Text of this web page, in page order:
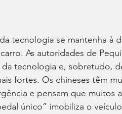
tecnologia se mantenha à
As autoridades de
tecnologia e, sobretudo,
fortes. Os chineses têm
e pensam que muitos
único” imobiliza o